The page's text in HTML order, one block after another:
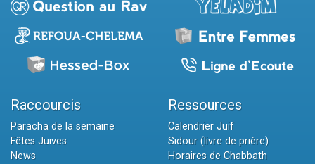
Raccourcis
Paracha de la semaine
Fêtes Juives
News
Ressources
Calendrier Juif
Sidour (livre de prière)
Horaires de Chabbath